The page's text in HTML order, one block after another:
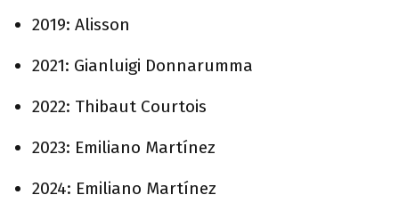
2019: Alisson
2021: Gianluigi Donnarumma
2022: Thibaut Courtois
2023: Emiliano Martínez
2024: Emiliano Martínez